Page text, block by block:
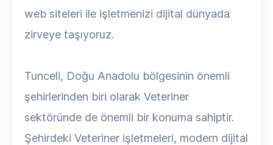
web siteleri ile işletmenizi dijital dünyada
zirveye taşıyoruz.
Tunceli, Doğu Anadolu bölgesinin önemli
şehirlerinden biri olarak Veteriner
sektöründe de önemli bir konuma sahiptir.
Şehirdeki Veteriner işletmeleri, modern dijital